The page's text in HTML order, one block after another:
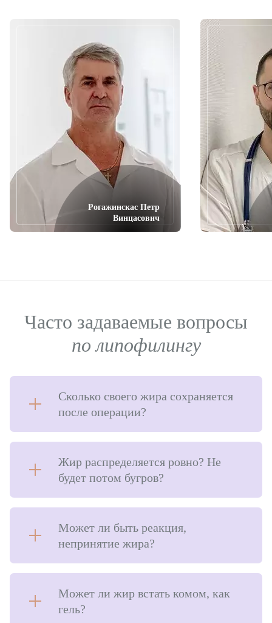
Рогажинскас Петр
Винцасович
Часто задаваемые вопросы
по липофилингу
Сколько своего жира сохраняется
после операции?
Жир распределяется ровно? Не
будет потом бугров?
Может ли быть реакция,
непринятие жира?
Может ли жир встать комом, как
гель?